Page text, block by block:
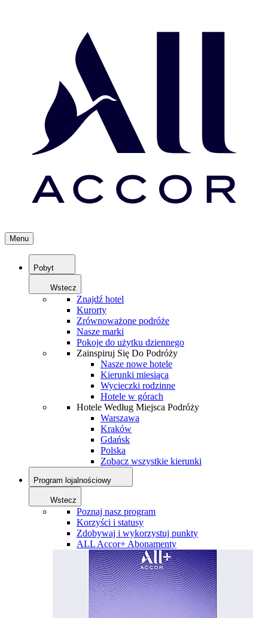
Menu
Pobyt
Wstecz
Znajdź hotel
Kurorty
Zrównoważone podróże
Nasze marki
Pokoje do użytku dziennego
Zainspiruj Się Do Podróży
Nasze nowe hotele
Kierunki miesiąca
Wycieczki rodzinne
Hotele w górach
Hotele Według Miejsca Podróży
Warszawa
Kraków
Gdańsk
Polska
Zobacz wszystkie kierunki
Program lojalnościowy
Wstecz
Poznaj nasz program
Korzyści i statusy
Zdobywaj i wykorzystuj punkty
ALL Accor+ Abonamenty